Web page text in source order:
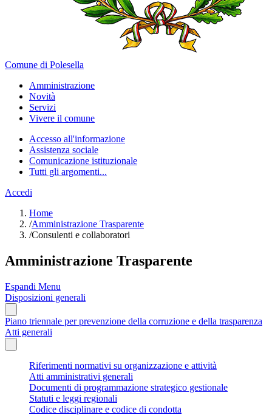
Comune di Polesella
Amministrazione
Novità
Servizi
Vivere il comune
Accesso all'informazione
Assistenza sociale
Comunicazione istituzionale
Tutti gli argomenti...
Accedi
Home
/Amministrazione Trasparente
/Consulenti e collaboratori
Amministrazione Trasparente
Espandi Menu
Disposizioni generali
Piano triennale per prevenzione della corruzione e della trasparenza
Atti generali
Riferimenti normativi su organizzazione e attività
Atti amministrativi generali
Documenti di programmazione strategico gestionale
Statuti e leggi regionali
Codice disciplinare e codice di condotta